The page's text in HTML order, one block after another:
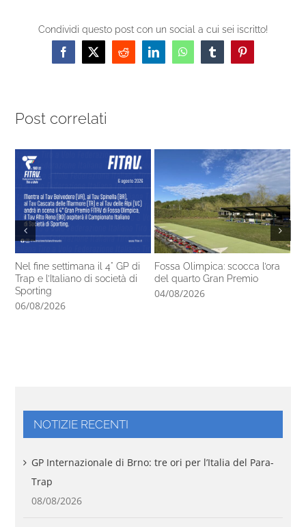
Condividi questo post con un social a cui sei iscritto!
Facebook
X RedditLinkedInWhatsAppTumblrPinterest
Post correlati
Nel fine settimana il 4° GP di
Trap e l’Italiano di società di
Sporting
06/08/2026
Fossa Olimpica: scocca l’ora
del quarto Gran Premio
04/08/2026
NOTIZIE RECENTI
GP Internazionale di Brno: tre ori per l’Italia del Para-
Trap
08/08/2026